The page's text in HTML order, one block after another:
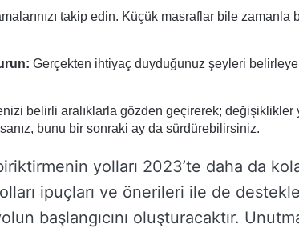
takip edin. Küçük masraflar bile zamanla
Gerçekten ihtiyaç duyduğunuz şeyleri
belirli aralıklarla gözden geçirerek; değişiklikler
bunu bir sonraki ay da sürdürebilirsiniz.
yolları 2023’te daha da
ipuçları ve önerileri ile de
başlangıcını oluşturacaktır.